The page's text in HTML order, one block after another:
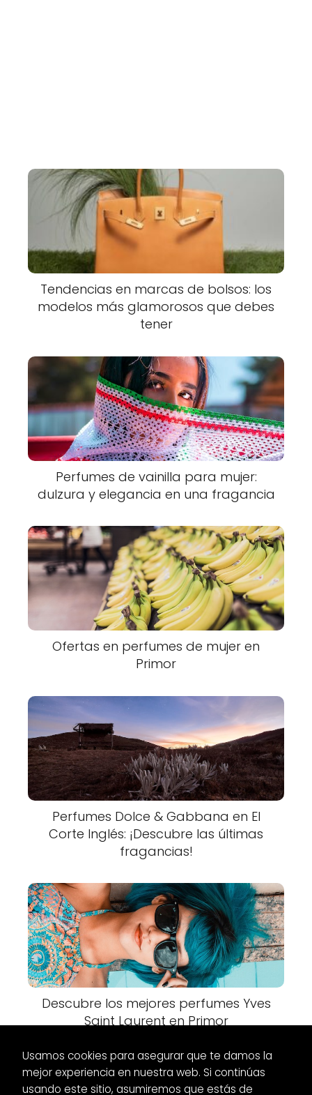
Tendencias en marcas de bolsos: los
modelos más glamorosos que debes
tener
Perfumes de vainilla para mujer:
dulzura y elegancia en una fragancia
Ofertas en perfumes de mujer en
Primor
Perfumes Dolce & Gabbana en El
Corte Inglés: ¡Descubre las últimas
fragancias!
Descubre los mejores perfumes Yves
Saint Laurent en Primor
Usamos cookies para asegurar que te damos la
mejor experiencia en nuestra web. Si continúas
usando este sitio, asumiremos que estás de